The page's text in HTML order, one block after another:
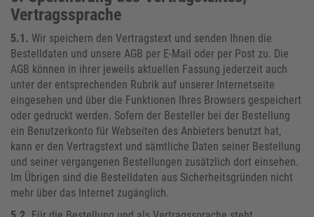
Vertragssprache
5.1. Wir speichern den Vertragstext und senden Ihnen die
Bestelldaten und unsere AGB per E-Mail oder per Post zu. Die
AGB können in ihrer jeweils aktuellen Fassung jederzeit auch
unter der entsprechenden Rubrik auf unserer Internetseite
eingesehen und über die Funktionen Ihres Browsers gespeichert
oder gedruckt werden. Sofern der Besteller bei der Bestellung
ein Benutzerkonto für Webseiten des Anbieters benutzt hat,
kann er den Vertragstext und sämtliche Daten seiner Bestellung
und seiner vergangenen Bestellungen zusätzlich dort einsehen.
Im Übrigen sind die Bestelldaten aus Sicherheitsgründen nicht
mehr über das Internet zugänglich.